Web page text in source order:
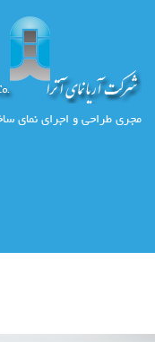
مجری طراحی و اجرای نمای